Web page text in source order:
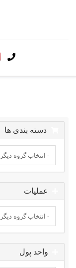
دسته بندی ها
عملیات
واحد پول